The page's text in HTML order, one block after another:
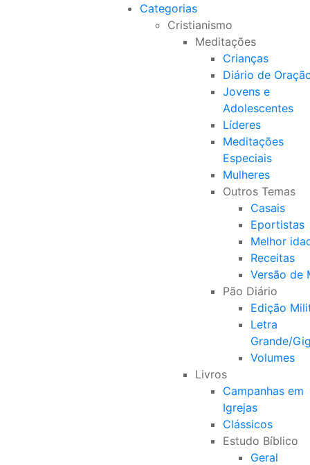
Categorias
Cristianismo
Meditações
Crianças
Diário de
Jovens e
Adolescentes
Líderes
Meditações
Especiais
Mulheres
Outros Temas
Casais
Eportistas
Melhor
Receitas
Versão de
Pão Diário
Edição
Letra
Grande/
Volumes
Livros
Campanhas em
Igrejas
Clássicos
Estudo Bíblico
Geral